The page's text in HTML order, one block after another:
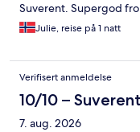
Suverent. Supergod
Julie, reise på 1 natt
Verifisert anmeldelse
10/10 – Suverent
7. aug. 2026